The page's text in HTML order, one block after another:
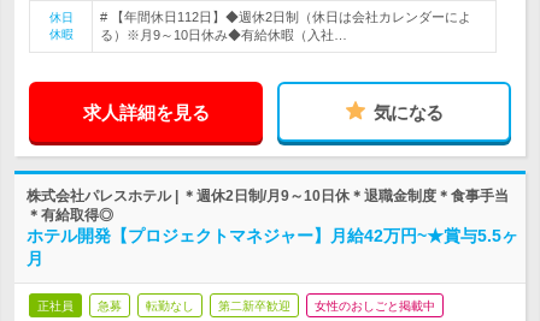
休日
休暇
# 【年間休日112日】◆週休2日制（休日は会社カレンダーによ
る）※月9～10日休み◆有給休暇（入社…
求人詳細を見る 気になる
株式会社パレスホテル | ＊週休2日制/月9～10日休＊退職金制度＊食事手当
＊有給取得◎
ホテル開発【プロジェクトマネジャー】月給42万円~★賞与5.5ヶ
月
正社員 急募 転勤なし 第二新卒歓迎 女性のおしごと掲載中